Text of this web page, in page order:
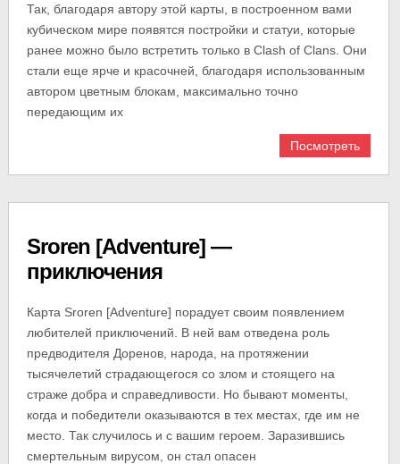
Так, благодаря автору этой карты, в построенном вами
кубическом мире появятся постройки и статуи, которые
ранее можно было встретить только в Clash of Clans. Они
стали еще ярче и красочней, благодаря использованным
автором цветным блокам, максимально точно
передающим их
Посмотреть
Sroren [Adventure] —
приключения
Карта Sroren [Adventure] порадует своим появлением
любителей приключений. В ней вам отведена роль
предводителя Доренов, народа, на протяжении
тысячелетий страдающегося со злом и стоящего на
страже добра и справедливости. Но бывают моменты,
когда и победители оказываются в тех местах, где им не
место. Так случилось и с вашим героем. Заразившись
смертельным вирусом, он стал опасен